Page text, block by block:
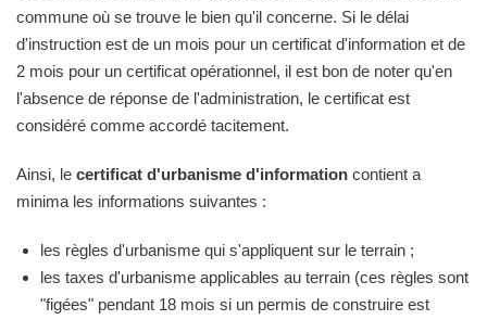
commune où se trouve le bien qu'il concerne. Si le délai
d'instruction est de un mois pour un certificat d'information et de
2 mois pour un certificat opérationnel, il est bon de noter qu'en
l'absence de réponse de l'administration, le certificat est
considéré comme accordé tacitement.
Ainsi, le certificat d'urbanisme d'information contient a
minima les informations suivantes :
les règles d'urbanisme qui s'appliquent sur le terrain ;
les taxes d'urbanisme applicables au terrain (ces règles sont
"figées" pendant 18 mois si un permis de construire est